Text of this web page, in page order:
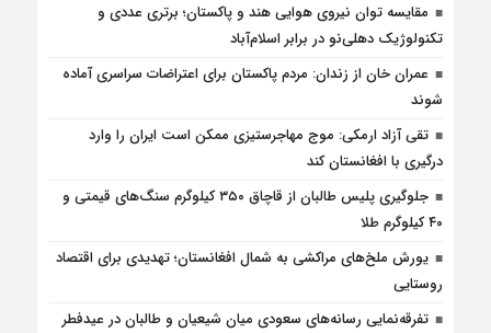
مقایسه توان نیروی هوایی هند و پاکستان؛ برتری عددی و
تکنولوژیک دهلی‌نو در برابر اسلام‌آباد
عمران خان از زندان: مردم پاکستان برای اعتراضات سراسری آماده
شوند
تقی آزاد ارمکی: موج مهاجرستیزی ممکن است ایران را وارد
درگیری با افغانستان کند
جلوگیری پلیس طالبان از قاچاق ۳۵۰ کیلوگرم سنگ‌های قیمتی و
۴۰ کیلوگرم طلا
یورش ملخ‌های مراکشی به شمال افغانستان؛ تهدیدی برای اقتصاد
روستایی
تفرقه‌نمایی رسانه‌های سعودی میان شیعیان و طالبان در عیدفطر